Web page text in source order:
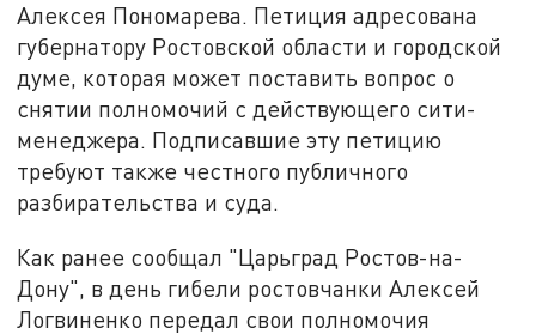
Алексея Пономарева. Петиция адресована
губернатору Ростовской области и городской
думе, которая может поставить вопрос о
снятии полномочий с действующего сити-
менеджера. Подписавшие эту петицию
требуют также честного публичного
разбирательства и суда.
Как ранее сообщал "Царьград Ростов-на-
Дону", в день гибели ростовчанки Алексей
Логвиненко передал свои полномочия